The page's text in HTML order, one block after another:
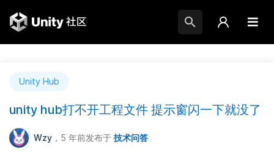
Unity Hub
unity hub打不开工程文件 提示窗闪一下就没了
Wzy ，5 年前发布于 技术问答